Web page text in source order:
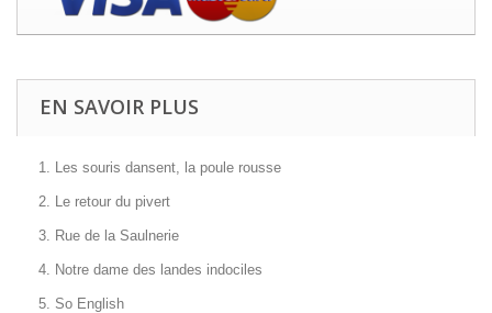
EN SAVOIR PLUS
1. Les souris dansent, la poule rousse
2. Le retour du pivert
3. Rue de la Saulnerie
4. Notre dame des landes indociles
5. So English